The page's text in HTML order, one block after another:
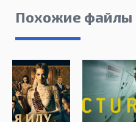
Похожие файлы